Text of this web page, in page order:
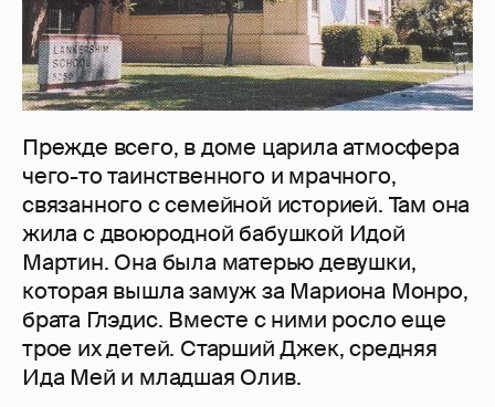
Прежде всего, в доме царила атмосфера
чего-то таинственного и мрачного,
связанного с семейной историей. Там она
жила с двоюродной бабушкой Идой
Мартин. Она была матерью девушки,
которая вышла замуж за Мариона Монро,
брата Глэдис. Вместе с ними росло еще
трое их детей. Старший Джек, средняя
Ида Мей и младшая Олив.